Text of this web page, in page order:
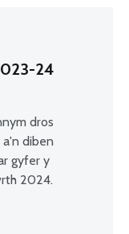
24
dros
diben
gyfer y
2024.